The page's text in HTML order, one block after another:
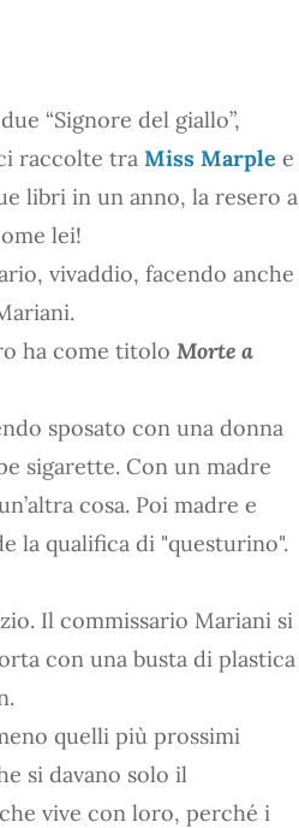
“Signore del giallo”,
raccolte tra Miss Marple e
libri in un anno, la resero a
lei!
vivaddio, facendo anche
ha come titolo Morte a
sposato con una donna
sigarette. Con un madre
cosa. Poi madre e
la qualifica di "questurino".
Il commissario Mariani si
con una busta di plastica
quelli più prossimi
si davano solo il
vive con loro, perché i